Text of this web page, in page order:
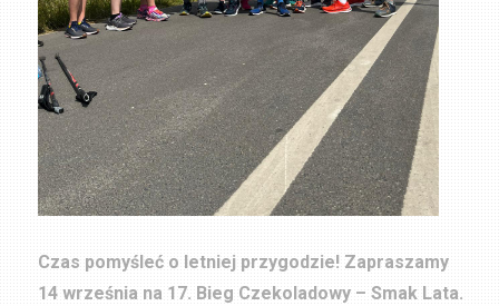
Czas pomyśleć o letniej przygodzie! Zapraszamy
14 września na 17. Bieg Czekoladowy – Smak Lata.